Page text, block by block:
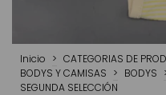
Inicio > CATEGORIAS DE
BODYS Y CAMISAS > BODYS
SEGUNDA SELECCIÓN